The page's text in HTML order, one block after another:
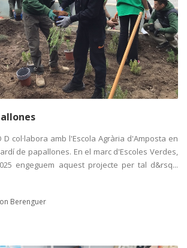
D col·labora amb l'Escola Agrària d'Amposta en
de papallones. En el marc d'Escoles Verdes,
engeguem aquest projecte per tal d&rsq...
Berenguer